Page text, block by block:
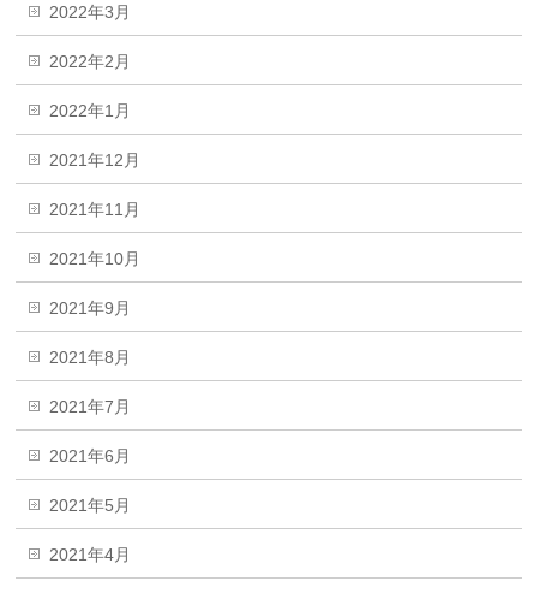
2022年3月
2022年2月
2022年1月
2021年12月
2021年11月
2021年10月
2021年9月
2021年8月
2021年7月
2021年6月
2021年5月
2021年4月